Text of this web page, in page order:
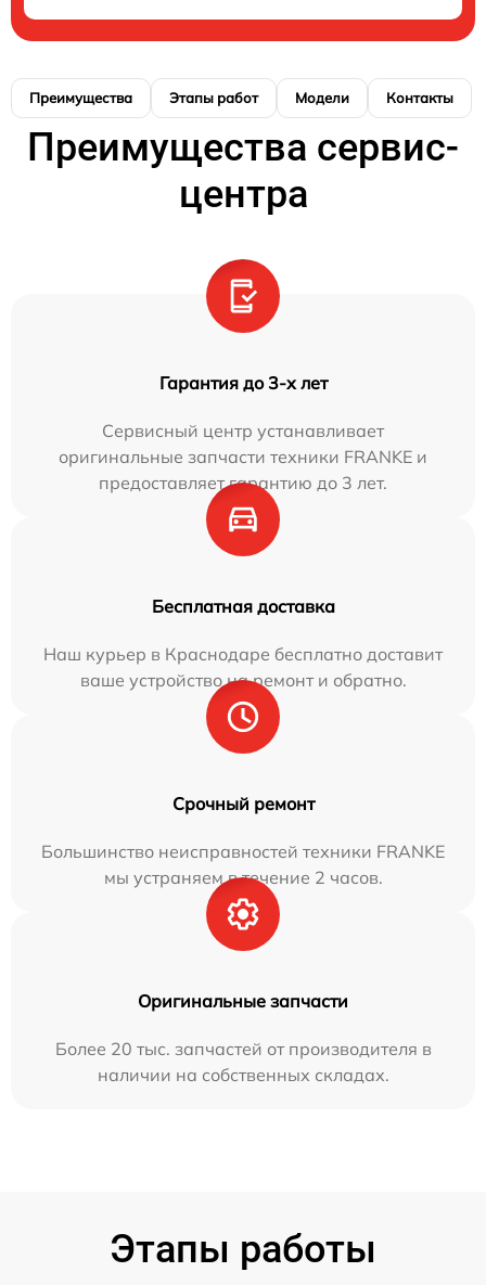
Преимущества Этапы работ Модели Контакты
Преимущества сервис-
центра
Гарантия до 3-х лет
Сервисный центр устанавливает
оригинальные запчасти техники FRANKE и
предоставляет гарантию до 3 лет.
Бесплатная доставка
Наш курьер в Краснодаре бесплатно доставит
ваше устройство на ремонт и обратно.
Срочный ремонт
Большинство неисправностей техники FRANKE
мы устраняем в течение 2 часов.
Оригинальные запчасти
Более 20 тыс. запчастей от производителя в
наличии на собственных складах.
Этапы работы